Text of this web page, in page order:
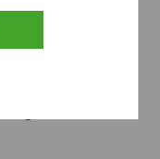
en thematische